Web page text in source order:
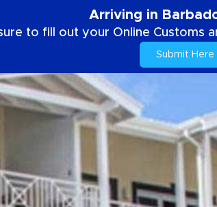
Arriving in
to fill out your Online Customs
Submit Here